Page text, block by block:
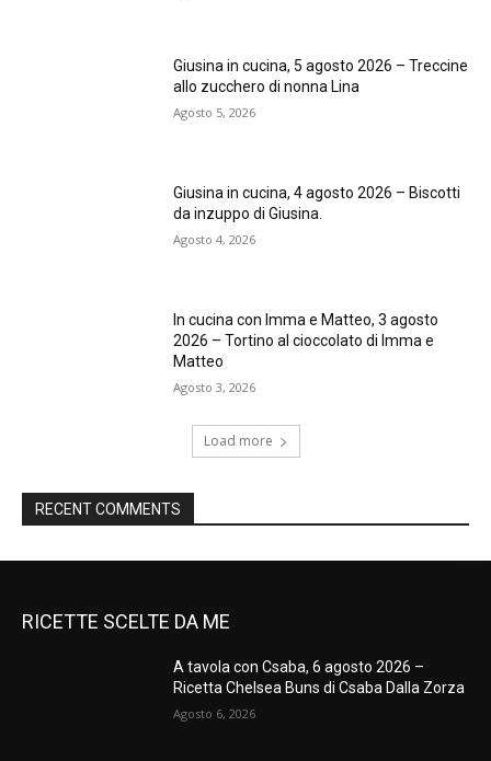
Giusina in cucina, 5 agosto 2026 – Treccine
allo zucchero di nonna Lina
Agosto 5, 2026
Giusina in cucina, 4 agosto 2026 – Biscotti
da inzuppo di Giusina.
Agosto 4, 2026
In cucina con Imma e Matteo, 3 agosto
2026 – Tortino al cioccolato di Imma e
Matteo
Agosto 3, 2026
Load more
RECENT COMMENTS
RICETTE SCELTE DA ME
A tavola con Csaba, 6 agosto 2026 –
Ricetta Chelsea Buns di Csaba Dalla Zorza
Agosto 6, 2026